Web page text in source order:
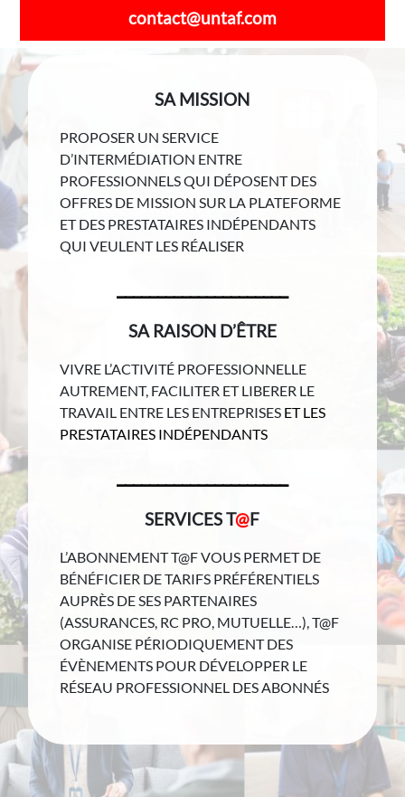
contact@untaf.com
SA MISSION
PROPOSER UN SERVICE
D’INTERMÉDIATION ENTRE
PROFESSIONNELS QUI DÉPOSENT DES
OFFRES DE MISSION SUR LA PLATEFORME
ET DES PRESTATAIRES INDÉPENDANTS
QUI VEULENT LES RÉALISER
SA RAISON D’ÊTRE
VIVRE L’ACTIVITÉ PROFESSIONNELLE
AUTREMENT, FACILITER ET LIBERER LE
TRAVAIL ENTRE LES ENTREPRISES ET LES
PRESTATAIRES INDÉPENDANTS
SERVICES T@F
L’ABONNEMENT T@F VOUS PERMET DE
BÉNÉFICIER DE TARIFS PRÉFÉRENTIELS
AUPRÈS DE SES PARTENAIRES
(ASSURANCES, RC PRO, MUTUELLE…), T@F
ORGANISE PÉRIODIQUEMENT DES
ÉVÈNEMENTS POUR DÉVELOPPER LE
RÉSEAU PROFESSIONNEL DES ABONNÉS